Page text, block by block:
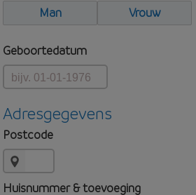
Man
Vrouw
Geboortedatum
Adresgegevens
Postcode
Huisnummer & toevoeging